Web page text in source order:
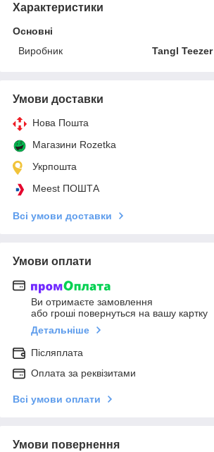
Характеристики
Основні
Виробник
Tangl Teezer
Умови доставки
Нова Пошта
Магазини Rozetka
Укрпошта
Meest ПОШТА
Всі умови доставки
Умови оплати
Ви отримаєте замовлення
або гроші повернуться на вашу картку
Детальніше
Післяплата
Оплата за реквізитами
Всі умови оплати
Умови повернення